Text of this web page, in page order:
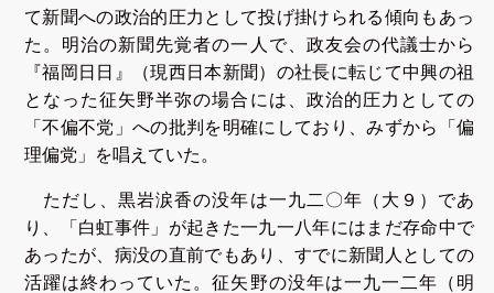
て新聞への政治的圧力として投げ掛けられる傾向もあっ
た。明治の新聞先覚者の一人で、政友会の代議士から
『福岡日日』（現西日本新聞）の社長に転じて中興の祖
となった征矢野半弥の場合には、政治的圧力としての
「不偏不党」への批判を明確にしており、みずから「偏
理偏党」を唱えていた。
ただし、黒岩涙香の没年は一九二〇年（大９）であ
り、「白虹事件」が起きた一九一八年にはまだ存命中で
あったが、病没の直前でもあり、すでに新聞人としての
活躍は終わっていた。征矢野の没年は一九一二年（明